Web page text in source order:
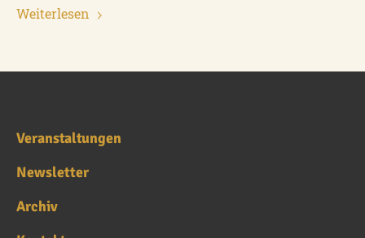
Weiterlesen
Veranstaltungen
Newsletter
Archiv